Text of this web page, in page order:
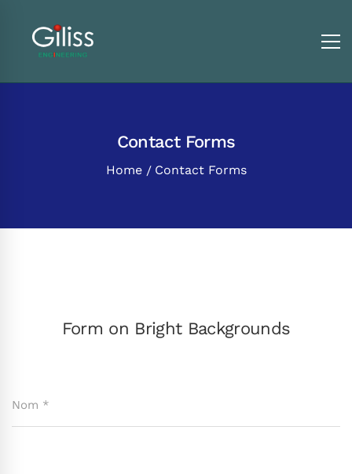
Contact Forms
Home Contact Forms
Form on Bright Backgrounds